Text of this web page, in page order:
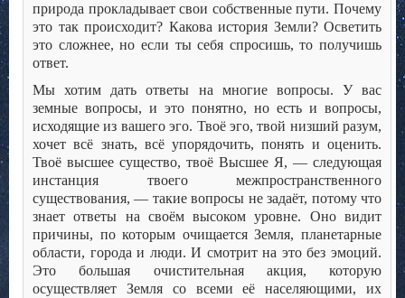
природа прокладывает свои собственные пути. Почему
это так происходит? Какова история Земли? Осветить
это сложнее, но если ты себя спросишь, то получишь
ответ.
Мы хотим дать ответы на многие вопросы. У вас
земные вопросы, и это понятно, но есть и вопросы,
исходящие из вашего эго. Твоё эго, твой низший разум,
хочет всё знать, всё упорядочить, понять и оценить.
Твоё высшее существо, твоё Высшее Я, — следующая
инстанция твоего межпространственного
существования, — такие вопросы не задаёт, потому что
знает ответы на своём высоком уровне. Оно видит
причины, по которым очищается Земля, планетарные
области, города и люди. И смотрит на это без эмоций.
Это большая очистительная акция, которую
осуществляет Земля со всеми её населяющими, их